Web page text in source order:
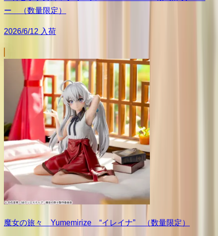
ー （数量限定）
2026/6/12 入荷
魔女の旅々 Yumemirize “イレイナ” （数量限定）